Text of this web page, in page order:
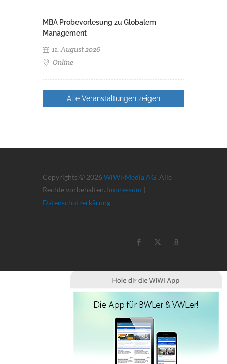
MBA Probevorlesung zu Globalem
Management
11. August 2026
Online
Alle Veranstaltungen zeigen
Copyrights © 2026 WiWi-Media AG. Alle
Rechte vorbehalten. Impressum |
Datenschutzerkärung